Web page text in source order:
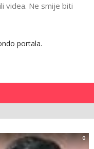
videa. Ne smije biti
portala.
0